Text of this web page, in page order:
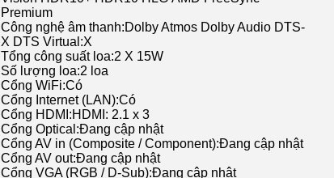
Premium
Công nghệ âm thanh:Dolby Atmos Dolby Audio DTS-
X DTS Virtual:X
Tổng công suất loa:2 X 15W
Số lượng loa:2 loa
Cổng WiFi:Có
Cổng Internet (LAN):Có
Cổng HDMI:HDMI: 2.1 x 3
Cổng Optical:Đang cập nhật
Cổng AV in (Composite / Component):Đang cập nhật
Cổng AV out:Đang cập nhật
Cổng VGA (RGB / D-Sub):Đang cập nhật